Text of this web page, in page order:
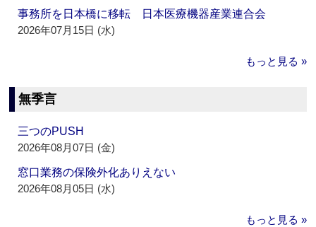
事務所を日本橋に移転 日本医療機器産業連合会
2026年07月15日 (水)
もっと見る »
無季言
三つのPUSH
2026年08月07日 (金)
窓口業務の保険外化ありえない
2026年08月05日 (水)
もっと見る »